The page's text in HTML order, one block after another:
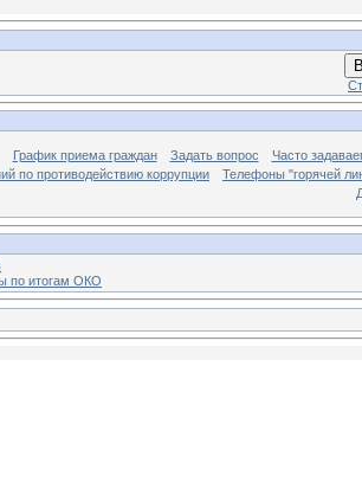
График приема граждан Задать вопрос
Часто
по противодействию коррупции
Телефоны "горячей
по итогам ОКО